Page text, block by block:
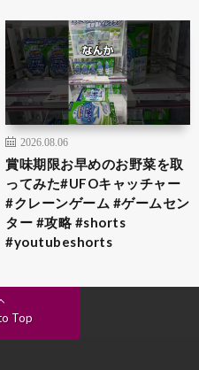
2026.08.06
賞味期限お早めのお野菜を取
ってみた#UFOキャッチャー
#クレーンゲーム #ゲームセン
ター #攻略 #shorts
#youtubeshorts
Top